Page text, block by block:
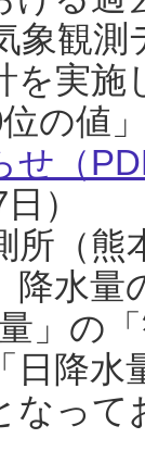
象観
を実
の値
せ（
）
所（熊
降水
」の
日降
なっ